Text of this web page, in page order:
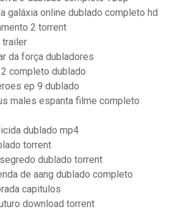
galáxia online dublado completo hd
2 torrent
trailer
da força dubladores
completo dublado
ep 9 dublado
males espanta filme completo
dublado mp4
torrent
dublado torrent
de aang dublado completo
capitulos
download torrent